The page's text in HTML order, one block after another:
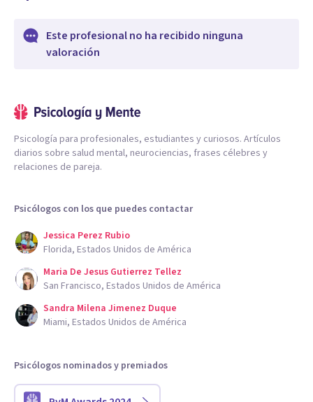
Este profesional no ha recibido ninguna
valoración
Psicología para profesionales, estudiantes y curiosos. Artículos
diarios sobre salud mental, neurociencias, frases célebres y
relaciones de pareja.
Psicólogos con los que puedes contactar
Jessica Perez Rubio
Florida, Estados Unidos de América
Maria De Jesus Gutierrez Tellez
San Francisco, Estados Unidos de América
Sandra Milena Jimenez Duque
Miami, Estados Unidos de América
Psicólogos nominados y premiados